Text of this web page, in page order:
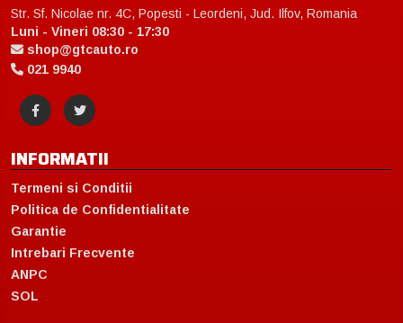
Str. Sf. Nicolae nr. 4C, Popesti - Leordeni, Jud. Ilfov, Romania
Luni - Vineri 08:30 - 17:30
shop@gtcauto.ro
021 9940
INFORMATII
Termeni si Conditii
Politica de Confidentialitate
Garantie
Intrebari Frecvente
ANPC
SOL